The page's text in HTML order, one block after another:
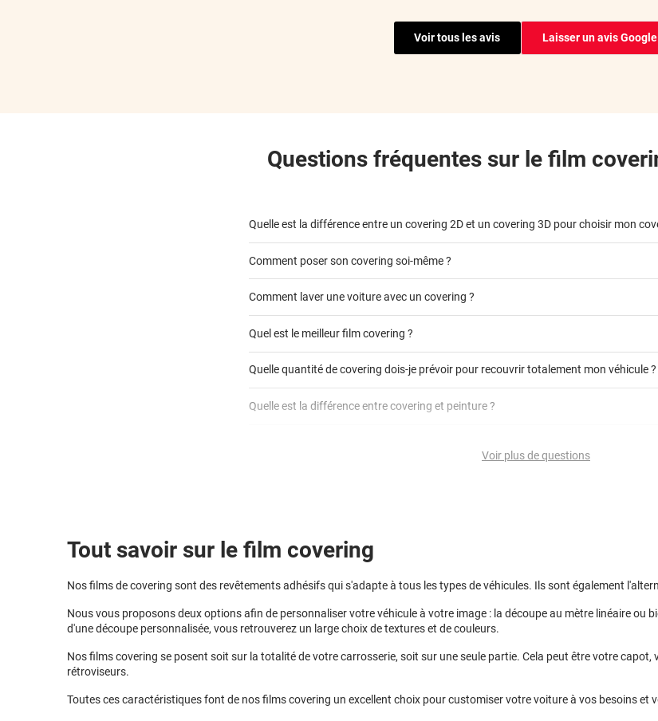
Voir tous les avis Laisser un avis Google
Questions fréquentes sur le film
Quelle est la différence entre un covering 2D et un covering 3D pour choisir mon
covering 2D
article dédié aux covering 2D et 3D
Comment poser son covering soi-même ?
cet article
Comment laver une voiture avec un covering ?
Quel est le meilleur film covering ?
3D
Quelle quantité de covering dois-je prévoir pour recouvrir totalement mon véhicule ?
calculateur total covering
Quelle est la différence entre covering et peinture ?
Voir plus de questions
Tout savoir sur le film covering
Nos films de covering sont des revêtements adhésifs qui s'adapte à tous les types de véhicules. Ils sont également
Nous vous proposons deux options afin de personnaliser votre véhicule à votre image : la découpe au mètre linéaire ou
d'une découpe personnalisée, vous retrouverez un large choix de textures et de couleurs.
Nos films covering se posent soit sur la totalité de votre carrosserie, soit sur une seule partie. Cela peut être votre capot,
rétroviseurs.
Toutes ces caractéristiques font de nos films covering un excellent choix pour customiser votre voiture à vos besoins et